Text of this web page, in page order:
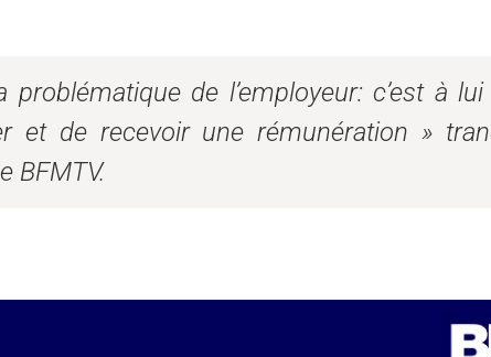
problématique de l’employeur: c’est à
et de recevoir une rémunération »
BFMTV.